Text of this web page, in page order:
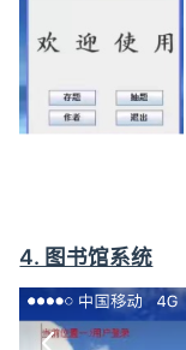
4. 图书馆系统